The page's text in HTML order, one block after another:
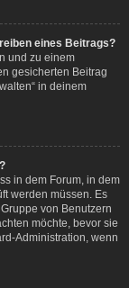
eines Beitrags?
und zu einem
gesicherten Beitrag
in deinem
in dem Forum, in dem
werden müssen. Es
von Benutzern
möchte, bevor sie
Administration, wenn